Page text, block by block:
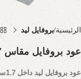
الرئيسية بروفايل ليد
عود بروفايل مقاس 1.7سم خارجي تقيل
عود بروفايل ليد داخل 1.7سم تقيل داخلي